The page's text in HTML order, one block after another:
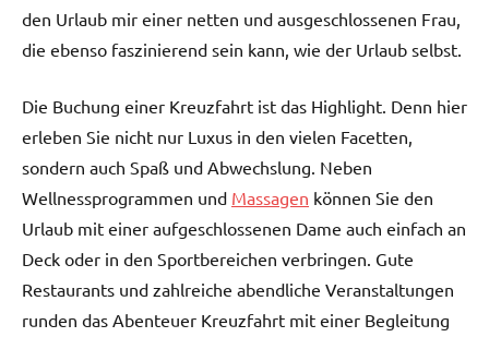
den Urlaub mir einer netten und ausgeschlossenen Frau,
die ebenso faszinierend sein kann, wie der Urlaub selbst.
Die Buchung einer Kreuzfahrt ist das Highlight. Denn hier
erleben Sie nicht nur Luxus in den vielen Facetten,
sondern auch Spaß und Abwechslung. Neben
Wellnessprogrammen und Massagen können Sie den
Urlaub mit einer aufgeschlossenen Dame auch einfach an
Deck oder in den Sportbereichen verbringen. Gute
Restaurants und zahlreiche abendliche Veranstaltungen
runden das Abenteuer Kreuzfahrt mit einer Begleitung